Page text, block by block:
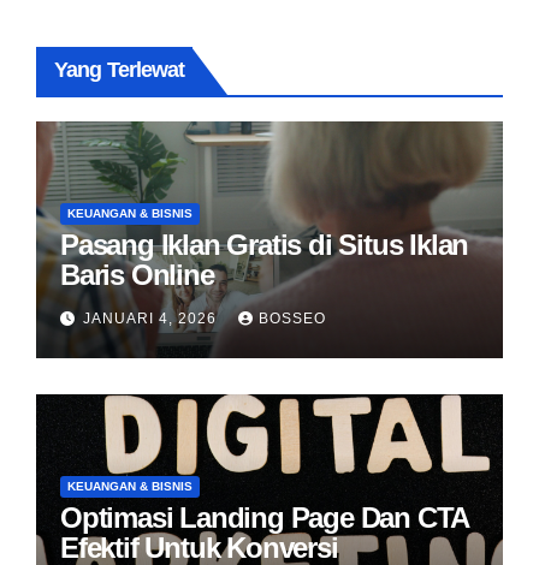
Yang Terlewat
KEUANGAN & BISNIS
Pasang Iklan Gratis di Situs Iklan
Baris Online
JANUARI 4, 2026 BOSSEO
KEUANGAN & BISNIS
Optimasi Landing Page Dan CTA
Efektif Untuk Konversi